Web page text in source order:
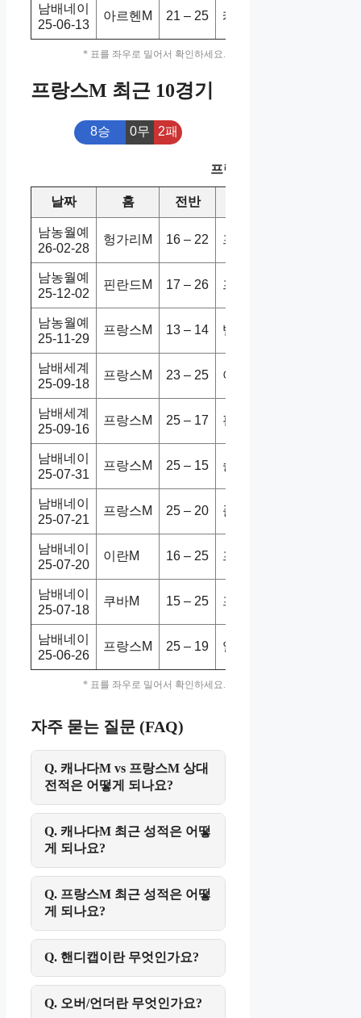
남배네이
25-06-13
아르헨M 21 – 25 캐나다M
* 표를 좌우로 밀어서 확인하세요.
프랑스M 최근 10경기
8승 0무 2패
프랑스M 최근 10경기
날짜 홈 전반
남농월예
26-02-28
헝가리M 16 – 22 프랑스M
남농월예
25-12-02
핀란드M 17 – 26 프랑스M
남농월예
25-11-29
프랑스M 13 – 14 벨기에M
남배세계
25-09-18
프랑스M 23 – 25 아르헨M
남배세계
25-09-16
프랑스M 25 – 17 핀란드M
남배네이
25-07-31
프랑스M 25 – 15 슬로베M
남배네이
25-07-21
프랑스M 25 – 20 폴란드M
남배네이
25-07-20
이란M 16 – 25 프랑스M
남배네이
25-07-18
쿠바M 15 – 25 프랑스M
남배네이
25-06-26
프랑스M 25 – 19 일본M
* 표를 좌우로 밀어서 확인하세요.
자주 묻는 질문 (FAQ)
Q. 캐나다M vs 프랑스M 상대
전적은 어떻게 되나요?
Q. 캐나다M 최근 성적은 어떻
게 되나요?
Q. 프랑스M 최근 성적은 어떻
게 되나요?
Q. 핸디캡이란 무엇인가요?
Q. 오버/언더란 무엇인가요?